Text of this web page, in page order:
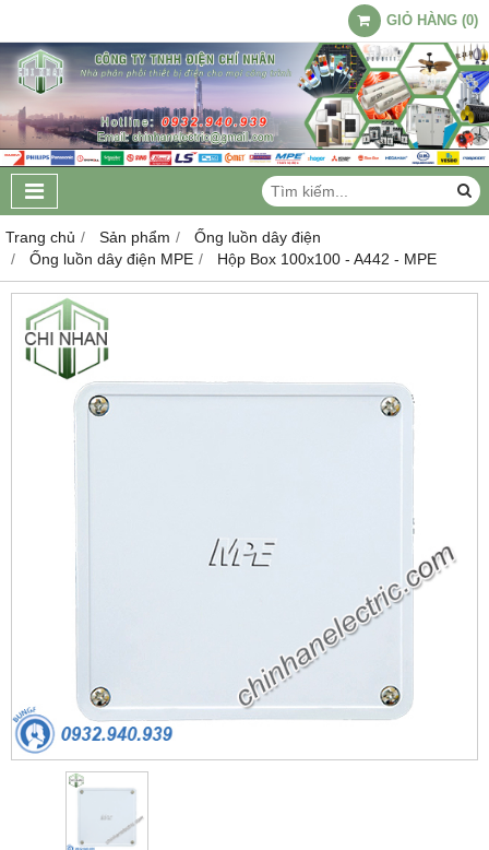
GIỎ HÀNG (0)
Trang chủ Sản phẩm
Ống luồn dây điện
Ống luồn dây điện MPE
Hộp Box 100x100 - A442 - MPE